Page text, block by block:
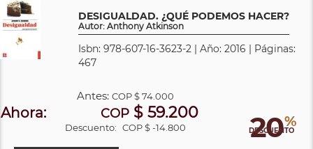
DESIGUALDAD. ¿QUÉ PODEMOS HACER?
Autor: Anthony Atkinson
Isbn: 978-607-16-3623-2 | Año: 2016 | Páginas:
467
20%
DESCUENTO
Antes: COP$ 74.000
Ahora: COP $ 59.200
Descuento: COP $ -14.800